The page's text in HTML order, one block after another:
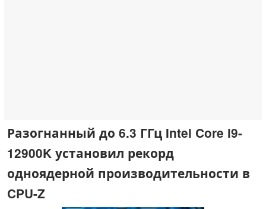
Разогнанный до 6.3 ГГц Intel Core i9-
12900K установил рекорд
одноядерной производительности в
CPU-Z